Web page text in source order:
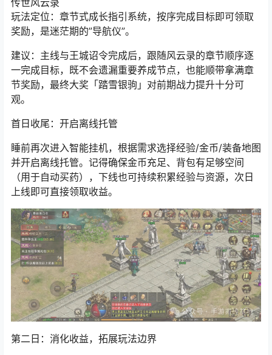
传世风云录
玩法定位：章节式成长指引系统，按序完成目标即可领取
建议：主线与王城诏令完成后，跟随风云录的章节顺序逐
一完成目标，既不会遗漏重要养成节点，也能顺带拿满章
节奖励，最终大奖「踏雪银驹」对前期战力提升十分可
睡前再次进入智能挂机，根据需求选择经验/金币/装备地图
并开启离线托管。记得确保金币充足、背包有足够空间
（用于自动买药），下线也可持续积累经验与资源，次日
上线即可直接领取收益。